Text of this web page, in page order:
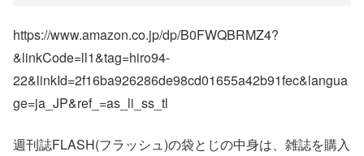
https://www.amazon.co.jp/dp/B0FWQBRMZ4?
&linkCode=ll1&tag=hiro94-
22&linkId=2f16ba926286de98cd01655a42b91fec&langua
ge=ja_JP&ref_=as_li_ss_tl
週刊誌FLASH(フラッシュ)の袋とじの中身は、雑誌を購入